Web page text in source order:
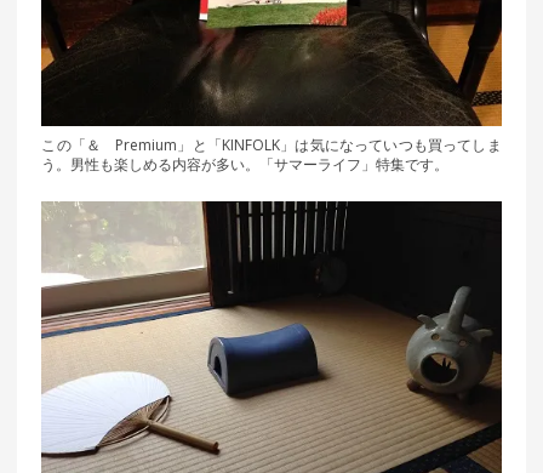
この「＆ Premium」と「KINFOLK」は気になっていつも買ってしま
う。男性も楽しめる内容が多い。「サマーライフ」特集です。